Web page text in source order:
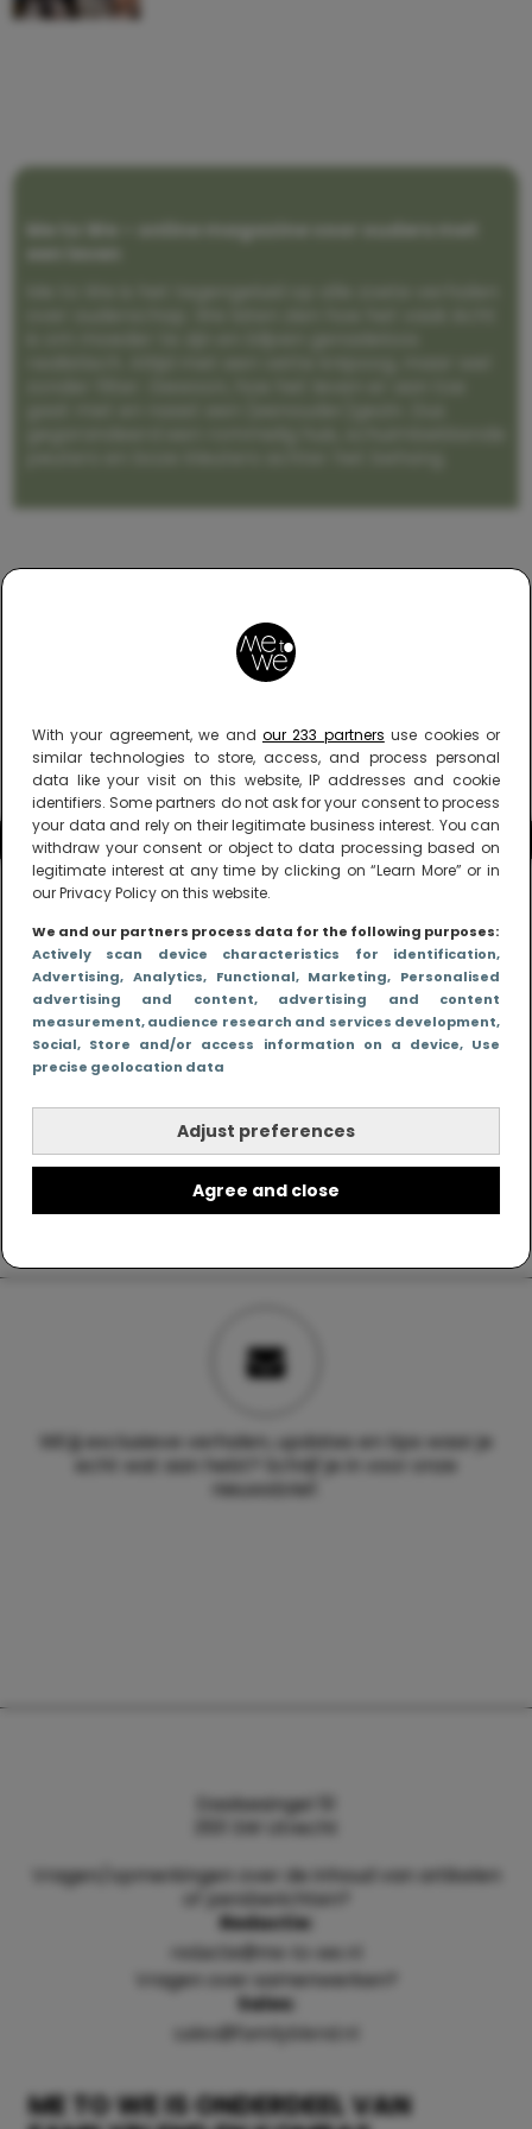
With your agreement, we and our 233 partners use cookies or
similar technologies to store, access, and process personal
data like your visit on this website, IP addresses and cookie
identifiers. Some partners do not ask for your consent to process
your data and rely on their legitimate business interest. You can
withdraw your consent or object to data processing based on
legitimate interest at any time by clicking on “Learn More” or in
our Privacy Policy on this website.
We and our partners process data for the following purposes:
Actively scan device characteristics for identification,
Advertising, Analytics, Functional, Marketing, Personalised
advertising and content, advertising and content
measurement, audience research and services development,
Social, Store and/or access information on a device, Use
precise geolocation data
Adjust preferences
Agree and close
Me to We – online magazine voor ouders met
Wil jij exclusieve verhalen, updates en tips waar je
echt wat aan hebt? Schrijf je in voor onze
nieuwsbrief.
ME TO WE IS ONDERDEEL VAN
Daalsesingel 51
3511 SW Utrecht
Vragen/opmerkingen over de inhoud van artikelen
of persberichten?
Redactie:
redactie@me-to-we.nl
Vragen over samenwerken?
Sales:
sales@familyblend.nl